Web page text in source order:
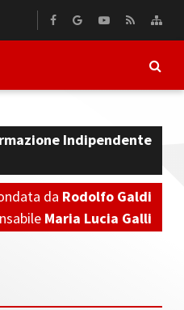
Indipendente
da Rodolfo Galdi
Maria Lucia Galli